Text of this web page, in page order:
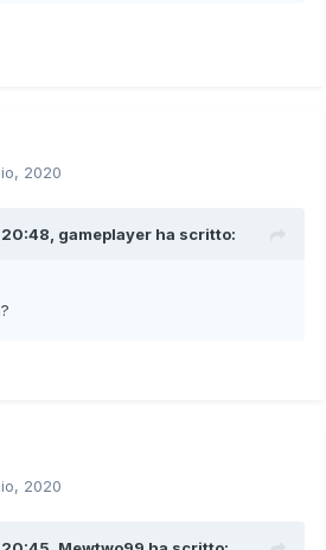
2020
gameplayer ha scritto:
2020